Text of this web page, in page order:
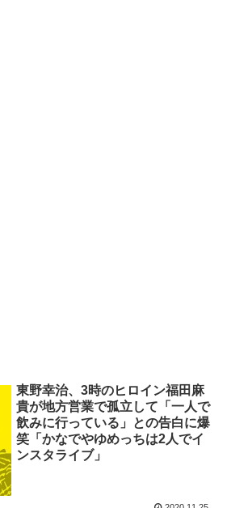
東野幸治、3時のヒロイン福田麻
貴が地方営業で孤立して「一人で
飲みに行っている」との告白に爆
笑「かなでやゆめっちは2人でイ
ンスタライブ」